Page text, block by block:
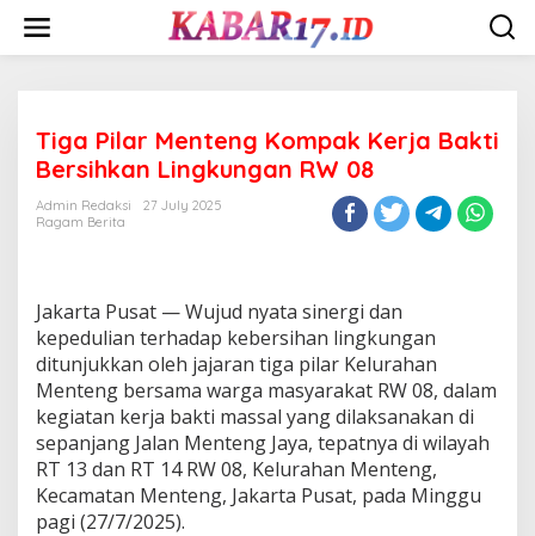
content
Tiga Pilar Menteng Kompak Kerja Bakti
Bersihkan Lingkungan RW 08
Admin Redaksi
27 July 2025
Ragam Berita
Jakarta Pusat — Wujud nyata sinergi dan
kepedulian terhadap kebersihan lingkungan
ditunjukkan oleh jajaran tiga pilar Kelurahan
Menteng bersama warga masyarakat RW 08, dalam
kegiatan kerja bakti massal yang dilaksanakan di
sepanjang Jalan Menteng Jaya, tepatnya di wilayah
RT 13 dan RT 14 RW 08, Kelurahan Menteng,
Kecamatan Menteng, Jakarta Pusat, pada Minggu
pagi (27/7/2025).